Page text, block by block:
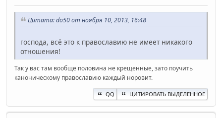
Цитата: do50 от ноября 10, 2013, 16:48
господа, всё это к православию не имеет никакого
отношения!
Так у вас там вообще половина не крещенные, зато поучить
каноническому православию каждый норовит.
QQ ЦИТИРОВАТЬ ВЫДЕЛЕННОЕ